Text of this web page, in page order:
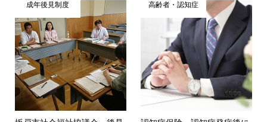
成年後見制度 高齢者・認知症